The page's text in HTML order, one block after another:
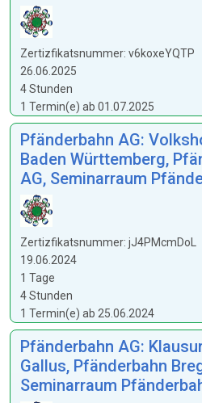
Zertizfikatsnummer: v6koxeYQTP
26.06.2025
4 Stunden
1 Termin(e) ab 01.07.2025
Pfänderbahn AG:
Baden Württemberg,
AG, Seminarraum
Zertizfikatsnummer: jJ4PMcmDoL
19.06.2024
1 Tage
4 Stunden
1 Termin(e) ab 25.06.2024
Pfänderbahn AG:
Gallus, Pfänderbahn
Seminarraum